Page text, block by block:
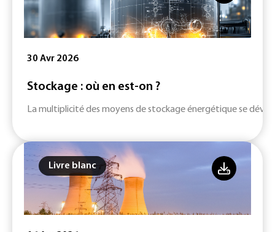
30 Avr 2026
Stockage : où en est-on ?
La multiplicité des moyens de stockage énergétique se
Livre blanc